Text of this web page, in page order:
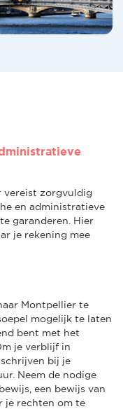
vereist zorgvuldig
en administratieve
garanderen. Hier
je rekening mee
Montpellier te
mogelijk te laten
bent met het
je verblijf in
bij je
Neem de nodige
een bewijs van
je rechten om te